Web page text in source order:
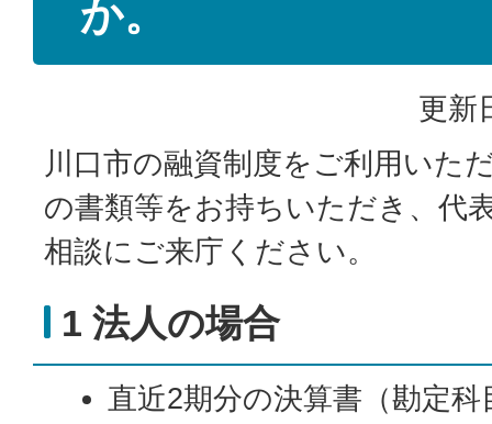
か。
更新
川口市の融資制度をご利用いた
の書類等をお持ちいただき、代
相談にご来庁ください。
1 法人の場合
直近2期分の決算書（勘定